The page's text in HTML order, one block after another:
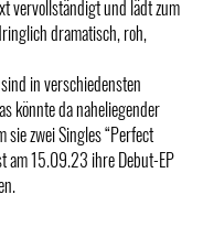
vervollständigt und lädt zum
dramatisch, roh,
in verschiedensten
könnte da naheliegender
sie zwei Singles “Perfect
am 15.09.23 ihre Debut-EP